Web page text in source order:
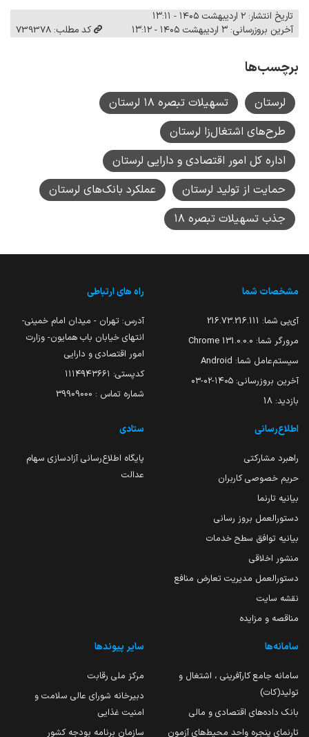
تاریخ انتشار: ۲ اردیبهشت ۱۴۰۵ - ۱۳:۱۱
آخرین بروزرسانی: ۳ اردیبهشت ۱۴۰۵ - ۱۳:۱۲
کد مطلب: 739378
برچسب‌ها
لرستان
تسهیلات تبصره ۱۸ لرستان
طرح‌های اشتغال‌زا لرستان
اداره کل امور اقتصادی و دارایی لرستان
حمایت از تولید لرستان
عملکرد بانک‌های لرستان
جذب تسهیلات تبصره ۱۸
مشخصات شما
آی‌پی شما: 216.73.216.111
مرورگر شما: 131.0.0.0 Chrome
سیستم‌عامل شما: Android
آخرین بروزرسانی: ۱۴۰۵-۰۲-۰۳
بازدید: 18
راه های ارتباطی
آدرس: تهران - میدان امام خمینی-
انتهای خیابان باب همایون- وزارت
امور اقتصادی و دارایی
کدپستی: ۱۱۱۴۹۴۳۶۶۱
شماره تماس : 39909000
اطلاع‌رسانی
راهبرد مشارکتی
حریم خصوصی کاربران
بیانیه تارنما
دستورالعمل بروز رسانی
بیانیه توافق سطح خدمات
منشور اخلاقی
دستورالعمل مدیریت تعارض منافع
نقشه سایت
مناقصه و مزایده
ستادی
پایگاه اطلاع‌رسانی آزادسازی سهام
عدالت
سامانه‌ها
سامانه جامع کارآفرینی ، اشتغال و
تولید(کات)
بانک داده‌های اقتصادی و مالی
تارنمای پنجره واحد محیط‌های آزمون
سایر پیوندها
مرکز ملی رقابت
دبیرخانه شورای عالی سلامت و
امنیت غذایی
سازمان برنامه بودجه کشور